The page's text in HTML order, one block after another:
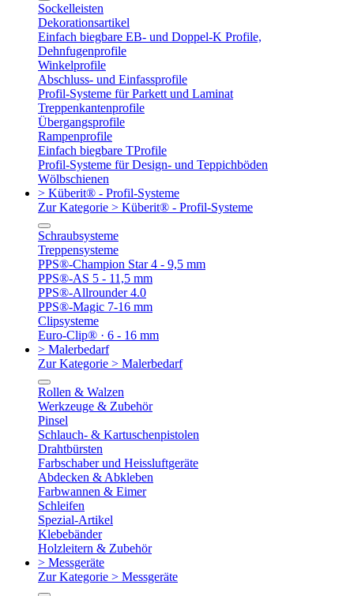
Sockelleisten
Dekorationsartikel
Einfach biegbare EB- und Doppel-K Profile,
Dehnfugenprofile
Winkelprofile
Abschluss- und Einfassprofile
Profil-Systeme für Parkett und Laminat
Treppenkantenprofile
Übergangsprofile
Rampenprofile
Einfach biegbare TProfile
Profil-Systeme für Design- und Teppichböden
Wölbschienen
> Küberit® - Profil-Systeme
Zur Kategorie > Küberit® - Profil-Systeme
Schraubsysteme
Treppensysteme
PPS®-Champion Star 4 - 9,5 mm
PPS®-AS 5 - 11,5 mm
PPS®-Allrounder 4.0
PPS®-Magic 7-16 mm
Clipsysteme
Euro-Clip® · 6 - 16 mm
> Malerbedarf
Zur Kategorie > Malerbedarf
Rollen & Walzen
Werkzeuge & Zubehör
Pinsel
Schlauch- & Kartuschenpistolen
Drahtbürsten
Farbschaber und Heissluftgeräte
Abdecken & Abkleben
Farbwannen & Eimer
Schleifen
Spezial-Artikel
Klebebänder
Holzleitern & Zubehör
> Messgeräte
Zur Kategorie > Messgeräte